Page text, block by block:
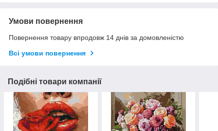
Умови повернення
Повернення товару впродовж 14 днів за домовленістю
Всі умови повернення
Подібні товари компанії